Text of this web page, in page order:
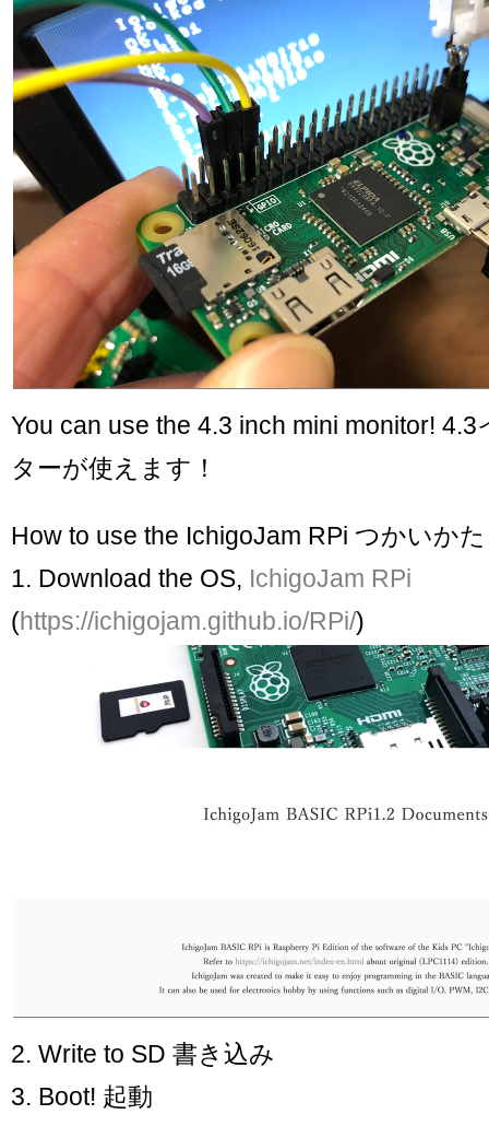
You can use the 4.3 inch mini monitor!
ターが使えます！
How to use the IchigoJam RPi つかいかた
1. Download the OS, IchigoJam RPi
(https://ichigojam.github.io/RPi/)
2. Write to SD 書き込み
3. Boot! 起動